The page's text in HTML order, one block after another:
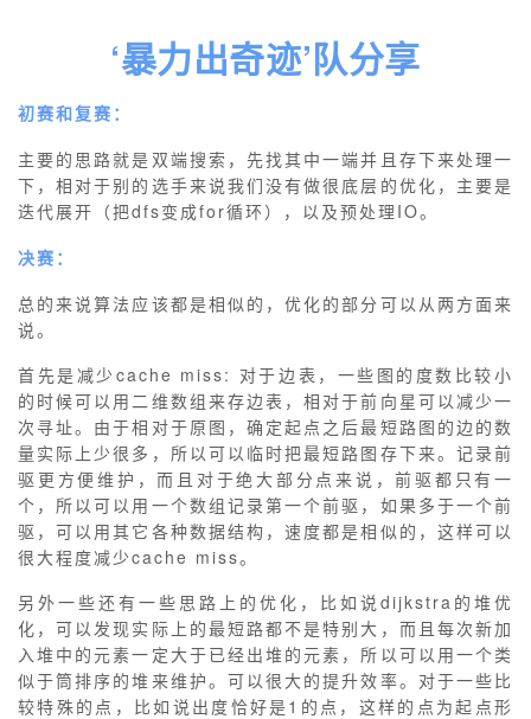
播
活
动
的
关
注
我
的
开
者
学
堂
我
的
课
程
我
的
认
我
的
我
我
的
我
支
持
我
的
技
术
支
我
的
云
声
‘暴力出奇迹’队分享
初赛和复赛：
主要的思路就是双端搜索，先找其中一端并且存下来处理一
下，相对于别的选手来说我们没有做很底层的优化，主要是
迭代展开（把dfs变成for循环），以及预处理IO。
决赛：
总的来说算法应该都是相似的，优化的部分可以从两方面来
说。
首先是减少cache miss: 对于边表，一些图的度数比较小
的时候可以用二维数组来存边表，相对于前向星可以减少一
次寻址。由于相对于原图，确定起点之后最短路图的边的数
量实际上少很多，所以可以临时把最短路图存下来。记录前
驱更方便维护，而且对于绝大部分点来说，前驱都只有一
个，所以可以用一个数组记录第一个前驱，如果多于一个前
驱，可以用其它各种数据结构，速度都是相似的，这样可以
很大程度减少cache miss。
另外一些还有一些思路上的优化，比如说dijkstra的堆优
化，可以发现实际上的最短路都不是特别大，而且每次新加
入堆中的元素一定大于已经出堆的元素，所以可以用一个类
似于筒排序的堆来维护。可以很大的提升效率。对于一些比
较特殊的点，比如说出度恰好是1的点，这样的点为起点形